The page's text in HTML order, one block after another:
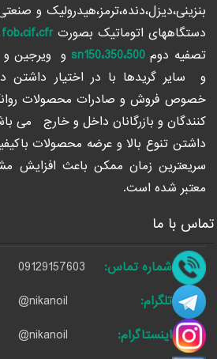
بنزینی،دیزل،دنده،ترمز،هیدرولیک و
دستگاههای اتوماتیک بصورت fob،cif،cfr
تصفیه دوم sn150،350،500و ویرجین و
و سایر گریدها با در اختیار
خصوص فروش و صادرات محصولات
کنندگان و بازرگانان داخل و خارج می
داشتن تنوع بالا و عرضه محصولات
سریعترین زمان ممکن باعث افزایش
معتبر شده است.
تماس با ما
شماره تماس:
09129157603
تلگرام:
@nikanoil
اینستاگرام:
@nikanoil